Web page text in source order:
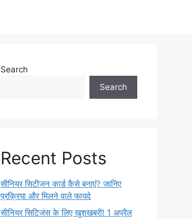
Search
Search
Recent Posts
सीनियर सिटीजन कार्ड कैसे बनाएं? जानिए
प्रक्रिया और मिलने वाले फायदे
सीनियर सिटिजंस के लिए खुशखबरी! 1 अप्रैल